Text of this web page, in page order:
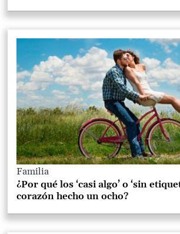
Familia
¿Por qué los ‘casi algo’ o ‘sin
corazón hecho un ocho?